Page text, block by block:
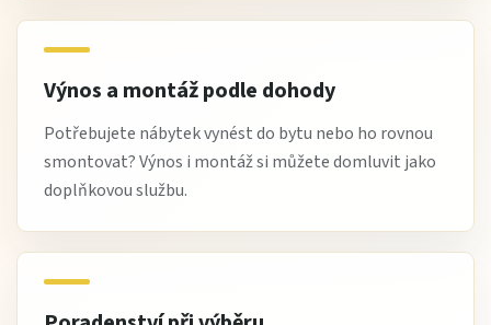
Výnos a montáž podle dohody
Potřebujete nábytek vynést do bytu nebo ho rovnou
smontovat? Výnos i montáž si můžete domluvit jako
doplňkovou službu.